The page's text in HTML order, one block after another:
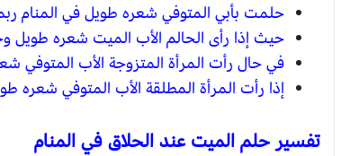
حلمت بأبي المتوفي شعره طويل في المنام
حيث إذا رأى الحالم الأب الميت شعره طويل
في حال رأت المرأة المتزوجة الأب المتوفي
إذا رأت المرأة المطلقة الأب المتوفي شعره
تفسير حلم الميت عند الحلاق في المنام